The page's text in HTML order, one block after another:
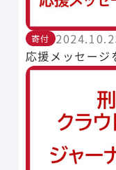
寄付
応援メッセー